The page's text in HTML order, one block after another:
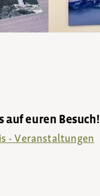
auf euren Besuch!
- Veranstaltungen